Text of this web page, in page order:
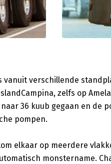
vanuit verschillende
zelfs op
36 kuub gegaan en de
pompen.
elkaar op meerdere
monstername.